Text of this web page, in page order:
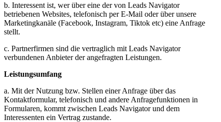
b. Interessent ist, wer über eine der von Leads Navigator
betriebenen Websites, telefonisch per E-Mail oder über unsere
Marketingkanäle (Facebook, Instagram, Tiktok etc) eine Anfrage
stellt.
c. Partnerfirmen sind die vertraglich mit Leads Navigator
verbundenen Anbieter der angefragten Leistungen.
Leistungsumfang
a. Mit der Nutzung bzw. Stellen einer Anfrage über das
Kontaktformular, telefonisch und andere Anfragefunktionen in
Formularen, kommt zwischen Leads Navigator und dem
Interessenten ein Vertrag zustande.